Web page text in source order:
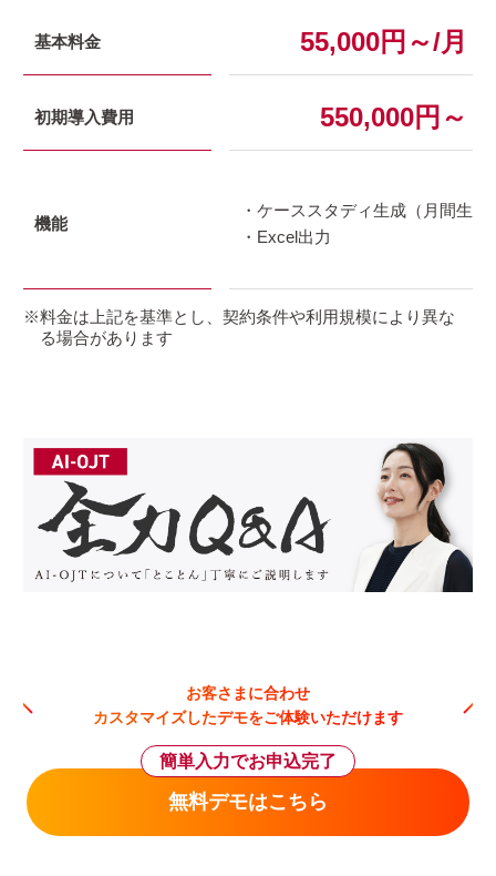
基本料金 55,000円～/月
初期導入費用 550,000円～
機能
ケーススタディ生成（月間生成
Excel出力
料金は上記を基準とし、契約条件や利用規模により異な
る場合があります
お客さまに合わせ
カスタマイズしたデモをご体験いただけます
無料デモはこちら
簡単入力でお申込完了